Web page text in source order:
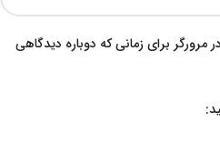
برای زمانی که دوباره دیدگاهی